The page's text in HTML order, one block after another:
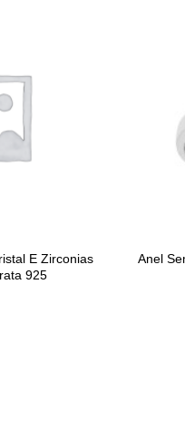
E Zirconias
925
Anel